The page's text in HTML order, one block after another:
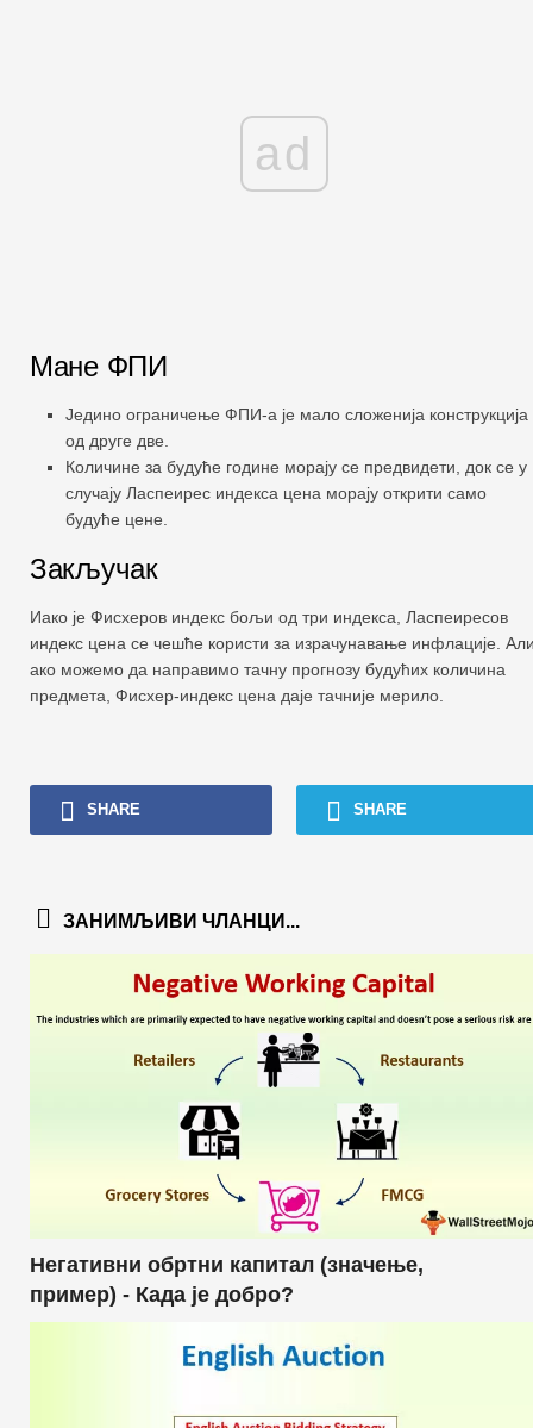
ad
Мане ФПИ
Једино ограничење ФПИ-а је мало сложенија конструкција
од друге две.
Количине за будуће године морају се предвидети, док се у
случају Ласпеирес индекса цена морају открити само
будуће цене.
Закључак
Иако је Фисхеров индекс бољи од три индекса, Ласпеиресов
индекс цена се чешће користи за израчунавање инфлације.
ако можемо да направимо тачну прогнозу будућих количина
предмета, Фисхер-индекс цена даје тачније мерило.
SHARE SHARE
ЗАНИМЉИВИ ЧЛАНЦИ...
Негативни обртни капитал (значење,
пример) - Када је добро?